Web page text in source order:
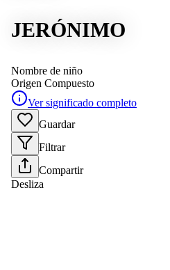
JERÓNIMO
Nombre de niño
Origen Compuesto
Ver significado completo
Guardar
Filtrar
Compartir
Desliza